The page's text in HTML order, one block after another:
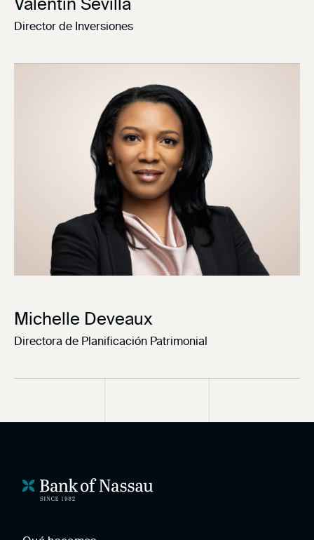
Valentin Sevilla
Director de Inversiones
Michelle Deveaux
Directora de Planificación Patrimonial